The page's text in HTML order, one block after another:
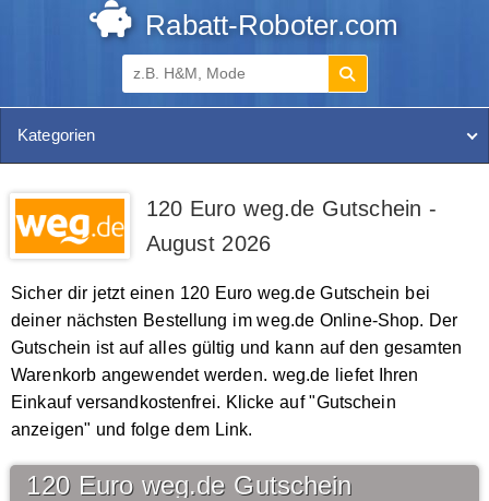
Rabatt-Roboter.com
Kategorien
120 Euro weg.de Gutschein -
August 2026
Sicher dir jetzt einen 120 Euro weg.de Gutschein bei
deiner nächsten Bestellung im weg.de Online-Shop. Der
Gutschein ist auf alles gültig und kann auf den gesamten
Warenkorb angewendet werden. weg.de liefet Ihren
Einkauf versandkostenfrei. Klicke auf "Gutschein
anzeigen" und folge dem Link.
120 Euro weg.de Gutschein